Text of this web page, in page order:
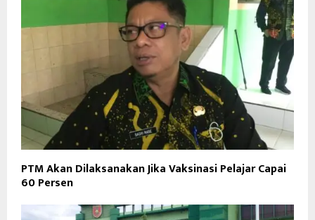
PTM Akan Dilaksanakan Jika Vaksinasi Pelajar Capai
60 Persen